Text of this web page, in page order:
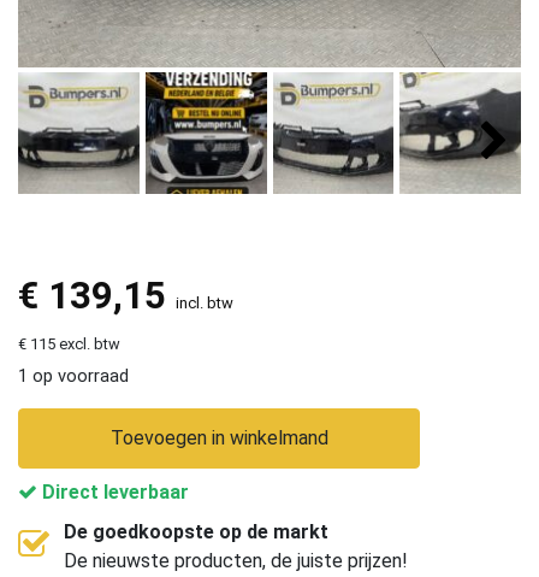
€ 139,15 incl. btw
€ 115 excl. btw
1 op voorraad
Toevoegen in winkelmand
Direct leverbaar
De goedkoopste op de markt
De nieuwste producten, de juiste prijzen!